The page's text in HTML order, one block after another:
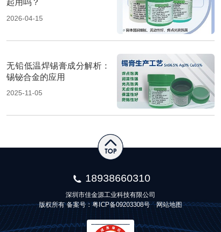
起用吗？
2026-04-15
无铅低温焊锡膏成分解析：
锡铋合金的应用
2025-11-05
18938660310
深圳市佳金源工业科技有限公司
版权所有 备案号：粤ICP备09203308号 网站地图